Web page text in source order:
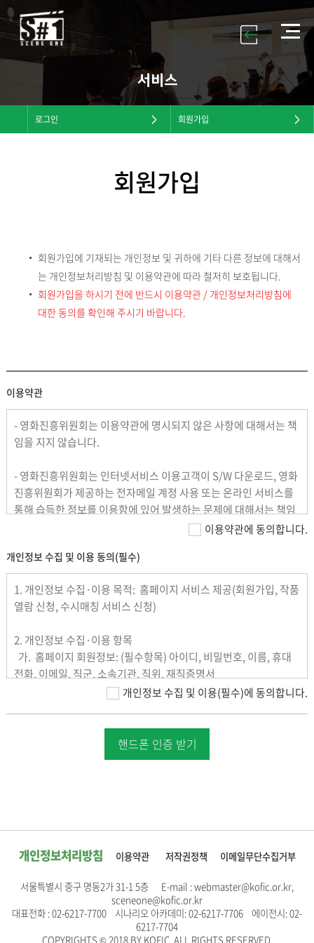
서비스
로그인 회원가입
회원가입
회원가입에 기재되는 개인정보 및 귀하에 기타 다른 정보에 대해서
는 개인정보처리방침 및 이용약관에 따라 철저히 보호됩니다.
회원가입을 하시기 전에 반드시 이용약관 / 개인정보처리방침에
대한 동의를 확인해 주시기 바랍니다.
이용약관
- 영화진흥위원회는 이용약관에 명시되지 않은 사항에 대해서는 책
임을 지지 않습니다.
- 영화진흥위원회는 인터넷서비스 이용고객이 S/W 다운로드, 영화
진흥위원회가 제공하는 전자메일 계정 사용 또는 온라인 서비스를
통해 습득한 정보를 이용함에 있어 발생하는 문제에 대해서는 책임
- 영화진흥위원회는 온라인 서비스 이용고객이 받는 사람의 의사에
반한 상업광고, 피라미드, 욕설, 험담, 기타메일을 보내는 행위에 대
해서 1차 경고 후 재발시 사용자 번호를 삭제하며, 법적 조치를 의뢰
할 수 있습니다.
- 영화진흥위원회는 온라인 서비스 이용고객이 자동메일발송 프로
그램을 이용한 다량의 메일 발송, 불법 S/W나, 음란 CD 판매, 개인
의 인격에 침해를 가하는 메일을 발송하는 등의 사유가 있을 시는 경
고 없이 사용자ID를 즉각 삭제하며 관계기관에 법적 조치를 의뢰할
수 있습니다.
- 본 약관은 2012년 1월 5일부터 kobis.or.kr "온라인 서비스 이용
고객" 및 서비스 신규가입자에게 적용, 시행됩니다.
이용약관에 동의합니다.
개인정보 수집 및 이용 동의(필수)
1. 개인정보 수집·이용 목적: 홈페이지 서비스 제공(회원가입, 작품
열람 신청, 수시매칭 서비스 신청)
2. 개인정보 수집·이용 항목
가. 홈페이지 회원정보: (필수항목) 아이디, 비밀번호, 이름, 휴대
전화, 이메일, 직군, 소속기관, 직위, 재직증명서
나. 자동으로 생성되어 수집하는 항목 없음
3. 개인정보 보유·이용기간:회원 탈퇴 시 까지
4. 개인정보 수집·이용 동의 거부의 권리 및 동의 거부에 따른 불이
개인정보 수집 및 이용(필수)에 동의합니다.
핸드폰 인증 받기
개인정보처리방침 이용약관 저작권정책 이메일무단수집거부
서울특별시 중구 명동2가 31-1 5층 E-mail : webmaster@kofic.or.kr,
sceneone@kofic.or.kr
대표전화 : 02-6217-7700 시나리오 아카데미: 02-6217-7706 에이전시: 02-
6217-7704
COPYRIGHTS © 2018 BY KOFIC. ALL RIGHTS RESERVED.